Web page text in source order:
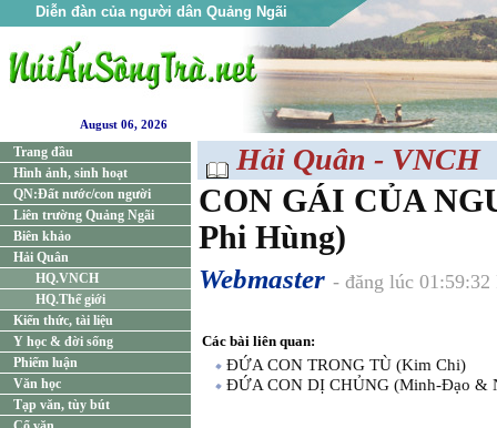
Diễn đàn của người dân Quảng Ngãi
August 06, 2026
Trang đầu
Hình ảnh, sinh hoạt
QN:Đất nước/con người
Liên trường Quảng Ngãi
Biên khảo
Hải Quân
HQ.VNCH
HQ.Thế giới
Kiến thức, tài liệu
Y học & đời sống
Phiếm luận
Văn học
Tạp văn, tùy bút
Hải Quân - VNCH
CON GÁI CỦA
Phi Hùng)
Webmaster - đăng lúc
Các bài liên quan:
ĐỨA CON TRONG TÙ (Kim Chi)
ĐỨA CON DỊ CHỦNG (Minh-Đạo &